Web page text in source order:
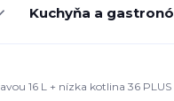
Kuchyňa a
16 L + nízka kotlina 36